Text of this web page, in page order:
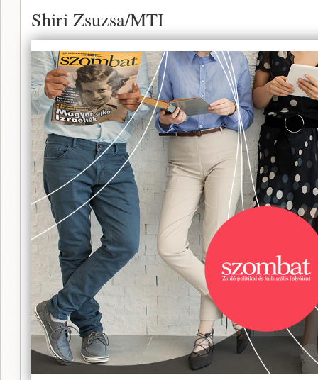
Shiri Zsuzsa/MTI